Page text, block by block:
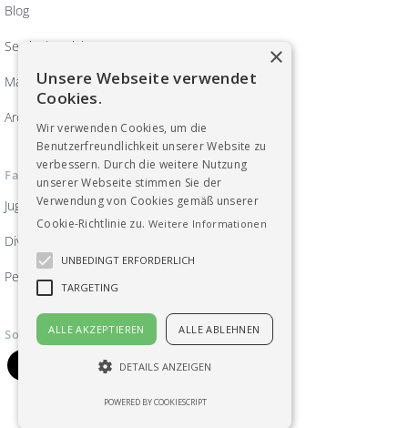
Blog
Servicebereich
Magazin ArbeitsWelten
Archiv
Fachgruppen
Jugend
Diversität, Frauen und Gleichberechtigung
Pensionist_innen
Soziale Medien
×
Unsere Webseite verwendet
Cookies.
Wir verwenden Cookies, um die
Benutzerfreundlichkeit unserer Website zu
verbessern. Durch die weitere Nutzung
unserer Webseite stimmen Sie der
Verwendung von Cookies gemäß unserer
Cookie-Richtlinie zu. Weitere Informationen
UNBEDINGT ERFORDERLICH
TARGETING
ALLE AKZEPTIEREN ALLE ABLEHNEN
DETAILS ANZEIGEN
POWERED BY COOKIESCRIPT